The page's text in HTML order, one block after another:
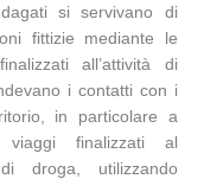
si servivano di
fittizie mediante le
all’attività di
i contatti con i
in particolare a
viaggi finalizzati al
droga, utilizzando